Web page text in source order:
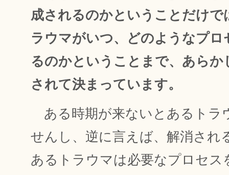
成されるのかということだけで
ラウマがいつ、どのようなプロ
るのかということまで、あらか
されて決まっています。
ある時期が来ないとあるトラ
せんし、逆に言えば、解消され
あるトラウマは必要なプロセス